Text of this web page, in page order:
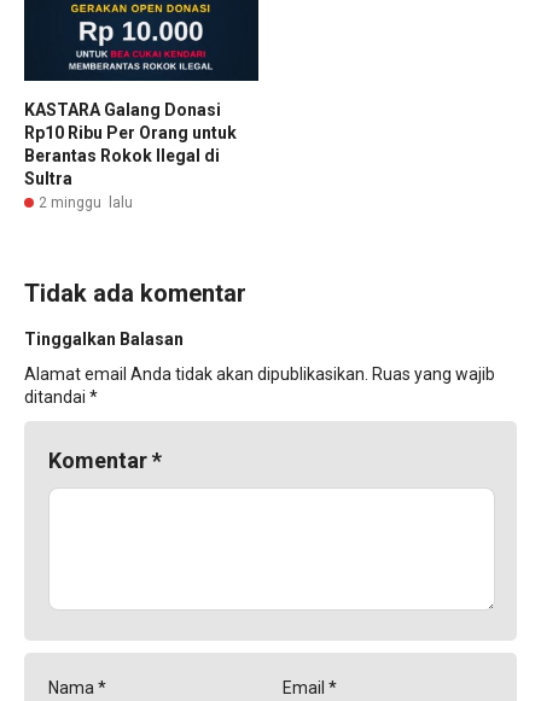
KASTARA Galang Donasi
Rp10 Ribu Per Orang untuk
Berantas Rokok Ilegal di
Sultra
2 minggu lalu
Tidak ada komentar
Tinggalkan Balasan
Alamat email Anda tidak akan dipublikasikan. Ruas yang wajib
ditandai *
Komentar*
Nama * Email *